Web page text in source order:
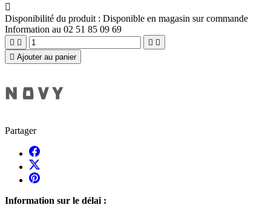

Disponibilité du produit : Disponible en magasin sur commande
Information au 02 51 85 09 69
   
 Ajouter au panier
Partager
Information sur le délai :